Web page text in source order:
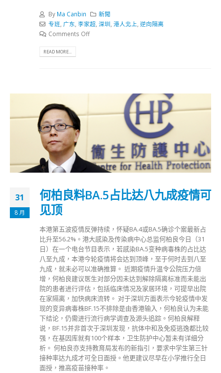
By Ma Canbin
新聞
专班, 广东, 李家超, 深圳, 港人北上, 逆向隔离
Comments Off
READ MORE...
31
8 月
何柏良料BA.5占比达八九成疫情可
见顶
本港第五波疫情反弹持续，怀疑BA.4或BA.5确诊个案最新占
比升至56.2%。港大感染及传染病中心总监何柏良今日（31
日）在一个电台节目表示，若感染BA.5变种病毒株的占比达
八至九成，本港今轮疫情将会达到顶峰，至于何时去到八至
九成，就未必可以准确推算。 近期疫情升温令公院压力倍
增，何柏良建议医生对部分因未达到解除隔离标准而未能出
院的患者进行评估，包括临床情况及家居环境，可提早出院
在家隔离，加快病床流转。 对于深圳方面表示今轮疫情中发
现的变异病毒株BF.15不排除是由香港输入，何柏良认为未能
下结论，仍需进行流行病学调查及源头追踪。何柏良解释
说，BF.15并非首次于深圳发现，抗体中和及免疫逃逸都比较
强，在基因库就有100个样本，卫生防护中心暂未有详细分
析。 何柏良亦支持教育局发布的新指引，要求中学生第三针
接种率达九成才可全日面授。他更建议尽早在小学推行全日
面授，推高疫苗接种率。